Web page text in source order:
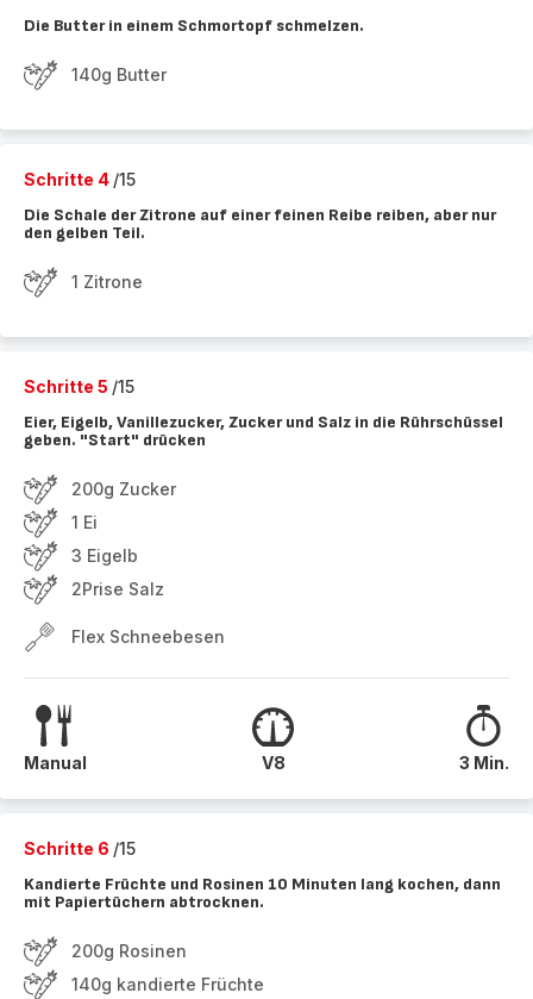
Die Butter in einem Schmortopf schmelzen.
140g Butter
Schritte 4 /15
Die Schale der Zitrone auf einer feinen Reibe reiben, aber nur
den gelben Teil.
1 Zitrone
Schritte 5 /15
Eier, Eigelb, Vanillezucker, Zucker und Salz in die Rührschüssel
geben. "Start" drücken
200g Zucker
1 Ei
3 Eigelb
2Prise Salz
Flex Schneebesen
Manual V8 3 Min.
Schritte 6 /15
Kandierte Früchte und Rosinen 10 Minuten lang kochen, dann
mit Papiertüchern abtrocknen.
200g Rosinen
140g kandierte Früchte